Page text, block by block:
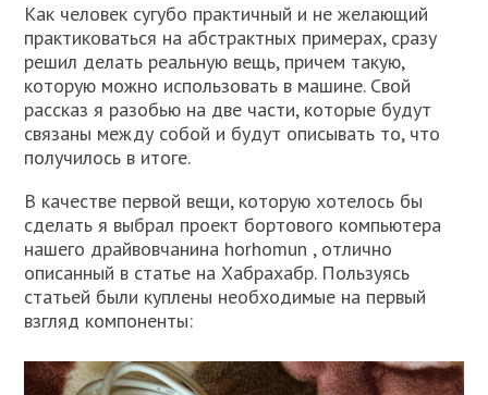
Как человек сугубо практичный и не желающий
практиковаться на абстрактных примерах, сразу
решил делать реальную вещь, причем такую,
которую можно использовать в машине. Свой
рассказ я разобью на две части, которые будут
связаны между собой и будут описывать то, что
получилось в итоге.
В качестве первой вещи, которую хотелось бы
сделать я выбрал проект бортового компьютера
нашего драйвовчанина horhomun , отлично
описанный в статье на Хабрахабр. Пользуясь
статьей были куплены необходимые на первый
взгляд компоненты: